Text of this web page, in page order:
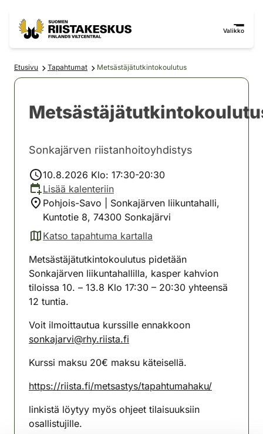
Valikko
Etusivu Tapahtumat Metsästäjätutkintokoulutus
Sonkajärven riistanhoitoyhdistys
10.8.2026 Klo: 17:30-20:30
Lisää kalenteriin
Pohjois-Savo | Sonkajärven liikuntahalli,
Kuntotie 8, 74300 Sonkajärvi
Katso tapahtuma kartalla
(avautuu uuteen välilehteen)
Metsästäjätutkintokoulutus pidetään
Sonkajärven liikuntahallilla, kasper kahvion
tiloissa 10. – 13.8 Klo 17:30 – 20:30 yhteensä
12 tuntia.
Voit ilmoittautua kurssille ennakkoon
sonkajarvi@rhy.riista.fi
Kurssi maksu 20€ maksu käteisellä.
https://riista.fi/metsastys/tapahtumahaku/
linkistä löytyy myös ohjeet tilaisuuksiin
osallistujille.